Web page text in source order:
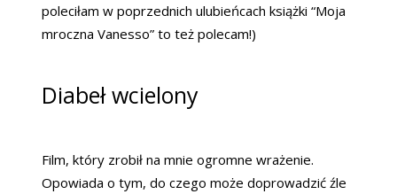
poleciłam w poprzednich ulubieńcach książki “Moja
mroczna Vanesso” to też polecam!)
Diabeł wcielony
Film, który zrobił na mnie ogromne wrażenie.
Opowiada o tym, do czego może doprowadzić źle